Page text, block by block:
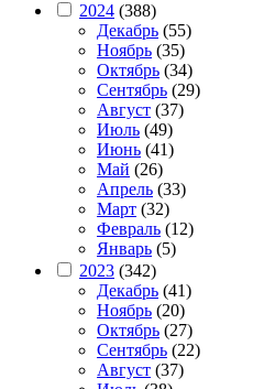
2024 (388)
Декабрь (55)
Ноябрь (35)
Октябрь (34)
Сентябрь (29)
Август (37)
Июль (49)
Июнь (41)
Май (26)
Апрель (33)
Март (32)
Февраль (12)
Январь (5)
2023 (342)
Декабрь (41)
Ноябрь (20)
Октябрь (27)
Сентябрь (22)
Август (37)